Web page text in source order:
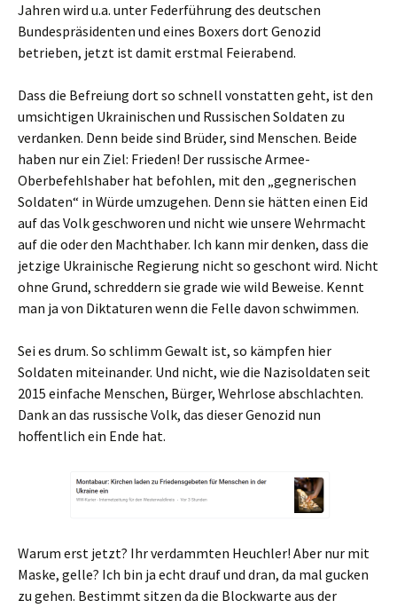
Jahren wird u.a. unter Federführung des deutschen
Bundespräsidenten und eines Boxers dort Genozid
betrieben, jetzt ist damit erstmal Feierabend.
Dass die Befreiung dort so schnell vonstatten geht, ist den
umsichtigen Ukrainischen und Russischen Soldaten zu
verdanken. Denn beide sind Brüder, sind Menschen. Beide
haben nur ein Ziel: Frieden! Der russische Armee-
Oberbefehlshaber hat befohlen, mit den „gegnerischen
Soldaten“ in Würde umzugehen. Denn sie hätten einen Eid
auf das Volk geschworen und nicht wie unsere Wehrmacht
auf die oder den Machthaber. Ich kann mir denken, dass die
jetzige Ukrainische Regierung nicht so geschont wird. Nicht
ohne Grund, schreddern sie grade wie wild Beweise. Kennt
man ja von Diktaturen wenn die Felle davon schwimmen.
Sei es drum. So schlimm Gewalt ist, so kämpfen hier
Soldaten miteinander. Und nicht, wie die Nazisoldaten seit
2015 einfache Menschen, Bürger, Wehrlose abschlachten.
Dank an das russische Volk, das dieser Genozid nun
hoffentlich ein Ende hat.
Warum erst jetzt? Ihr verdammten Heuchler! Aber nur mit
Maske, gelle? Ich bin ja echt drauf und dran, da mal gucken
zu gehen. Bestimmt sitzen da die Blockwarte aus der